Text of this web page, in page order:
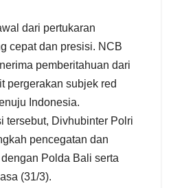
dari pertukaran
cepat dan presisi. NCB
pemberitahuan dari
pergerakan subjek red
Indonesia.
tersebut, Divhubinter Polri
pencegatan dan
Polda Bali serta
(31/3).